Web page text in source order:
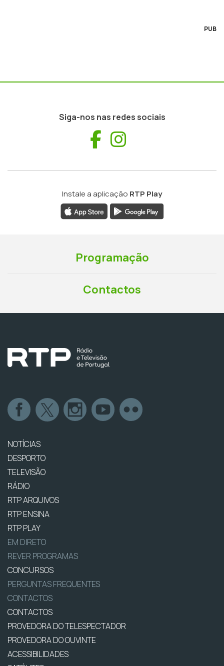
PUB
Siga-nos nas redes sociais
Facebook
Instale a aplicação RTP Play
Programação
Contactos
NOTÍCIAS
DESPORTO
TELEVISÃO
RÁDIO
RTP ARQUIVOS
RTP ENSINA
RTP PLAY
EM DIRETO
REVER PROGRAMAS
CONCURSOS
PERGUNTAS FREQUENTES
CONTACTOS
CONTACTOS
PROVEDORA DO TELESPECTADOR
PROVEDORA DO OUVINTE
ACESSIBILIDADES